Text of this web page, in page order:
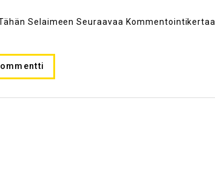
Selaimeen Seuraavaa Kommentointikertaa